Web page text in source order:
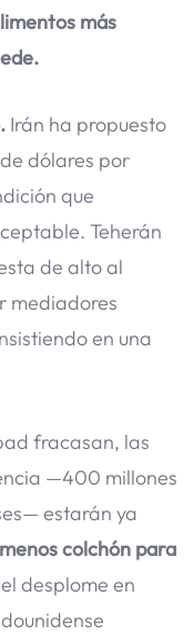
más
Irán ha propuesto
dólares por
que
Teherán
de alto al
mediadores
en una
fracasan, las
—400 millones
estarán ya
colchón para
desplome en